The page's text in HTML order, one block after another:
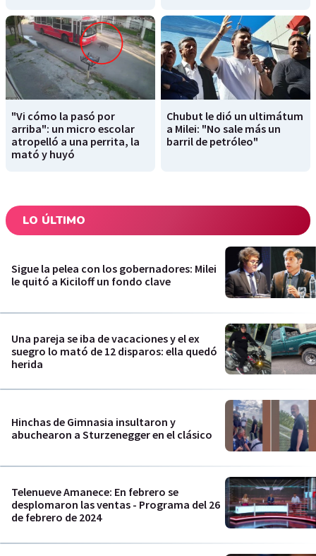
"Vi cómo la pasó por
arriba": un micro escolar
atropelló a una perrita, la
mató y huyó
Chubut le dió un ultimátum
a Milei: "No sale más un
barril de petróleo"
LO ÚLTIMO
Sigue la pelea con los gobernadores: Milei
le quitó a Kiciloff un fondo clave
Una pareja se iba de vacaciones y el ex
suegro lo mató de 12 disparos: ella quedó
herida
Hinchas de Gimnasia insultaron y
abuchearon a Sturzenegger en el clásico
Telenueve Amanece: En febrero se
desplomaron las ventas - Programa del 26
de febrero de 2024